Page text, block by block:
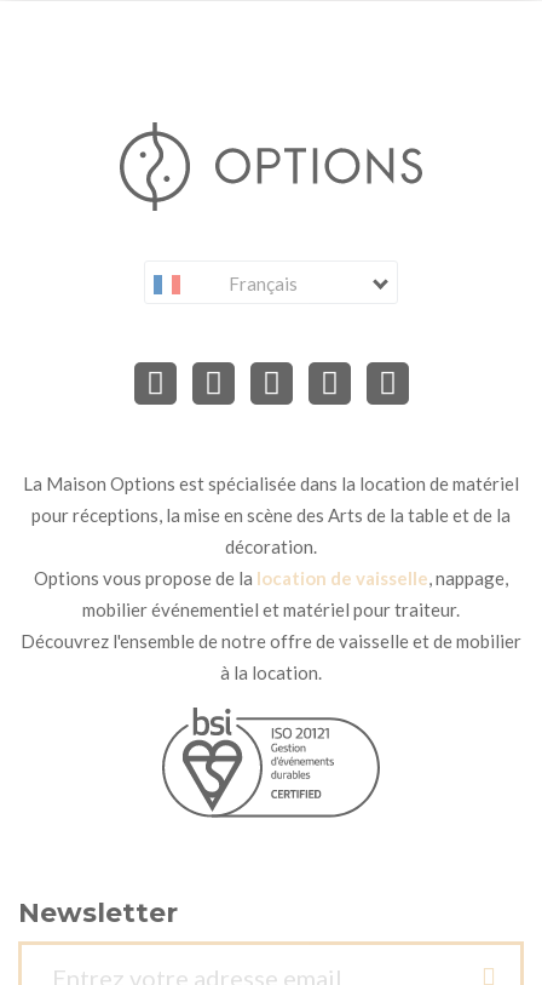
Français
La Maison Options est spécialisée dans la location de matériel
pour réceptions, la mise en scène des Arts de la table et de la
décoration.
Options vous propose de la location de vaisselle, nappage,
mobilier événementiel et matériel pour traiteur.
Découvrez l'ensemble de notre offre de vaisselle et de mobilier
à la location.
Newsletter